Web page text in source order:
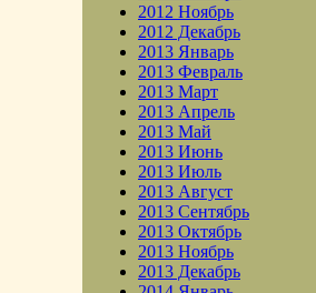
2012 Ноябрь
2012 Декабрь
2013 Январь
2013 Февраль
2013 Март
2013 Апрель
2013 Май
2013 Июнь
2013 Июль
2013 Август
2013 Сентябрь
2013 Октябрь
2013 Ноябрь
2013 Декабрь